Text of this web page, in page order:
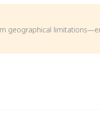
geographical